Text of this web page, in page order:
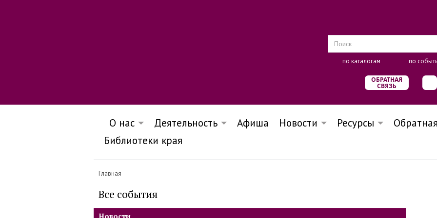
по каталогам по
ОБРАТНАЯ
СВЯЗЬ
О нас Деятельность Афиша Новости Ресурсы
Библиотеки края
Главная
Все события
Новости